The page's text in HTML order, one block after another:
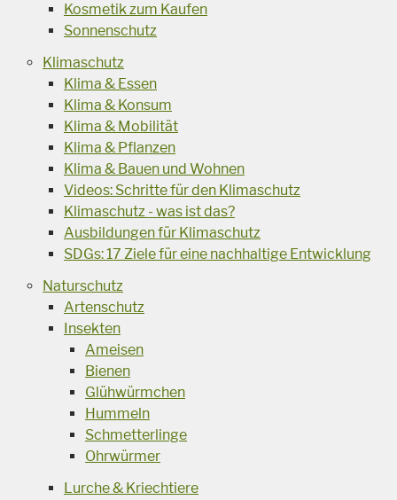
Kosmetik zum Kaufen
Sonnenschutz
Klimaschutz
Klima & Essen
Klima & Konsum
Klima & Mobilität
Klima & Pflanzen
Klima & Bauen und Wohnen
Videos: Schritte für den Klimaschutz
Klimaschutz - was ist das?
Ausbildungen für Klimaschutz
SDGs: 17 Ziele für eine nachhaltige Entwicklung
Naturschutz
Artenschutz
Insekten
Ameisen
Bienen
Glühwürmchen
Hummeln
Schmetterlinge
Ohrwürmer
Lurche & Kriechtiere